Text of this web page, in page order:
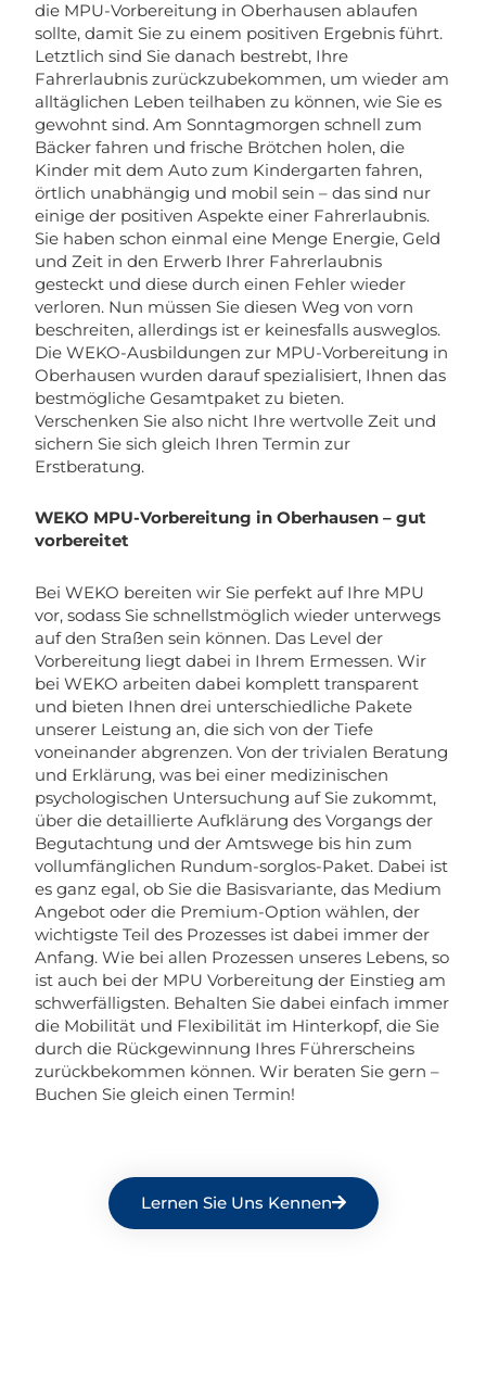
die MPU-Vorbereitung in Oberhausen ablaufen
sollte, damit Sie zu einem positiven Ergebnis führt.
Letztlich sind Sie danach bestrebt, Ihre
Fahrerlaubnis zurückzubekommen, um wieder am
alltäglichen Leben teilhaben zu können, wie Sie es
gewohnt sind. Am Sonntagmorgen schnell zum
Bäcker fahren und frische Brötchen holen, die
Kinder mit dem Auto zum Kindergarten fahren,
örtlich unabhängig und mobil sein – das sind nur
einige der positiven Aspekte einer Fahrerlaubnis.
Sie haben schon einmal eine Menge Energie, Geld
und Zeit in den Erwerb Ihrer Fahrerlaubnis
gesteckt und diese durch einen Fehler wieder
verloren. Nun müssen Sie diesen Weg von vorn
beschreiten, allerdings ist er keinesfalls ausweglos.
Die WEKO-Ausbildungen zur MPU-Vorbereitung in
Oberhausen wurden darauf spezialisiert, Ihnen das
bestmögliche Gesamtpaket zu bieten.
Verschenken Sie also nicht Ihre wertvolle Zeit und
sichern Sie sich gleich Ihren Termin zur
Erstberatung.
WEKO MPU-Vorbereitung in Oberhausen – gut
vorbereitet
Bei WEKO bereiten wir Sie perfekt auf Ihre MPU
vor, sodass Sie schnellstmöglich wieder unterwegs
auf den Straßen sein können. Das Level der
Vorbereitung liegt dabei in Ihrem Ermessen. Wir
bei WEKO arbeiten dabei komplett transparent
und bieten Ihnen drei unterschiedliche Pakete
unserer Leistung an, die sich von der Tiefe
voneinander abgrenzen. Von der trivialen Beratung
und Erklärung, was bei einer medizinischen
psychologischen Untersuchung auf Sie zukommt,
über die detaillierte Aufklärung des Vorgangs der
Begutachtung und der Amtswege bis hin zum
vollumfänglichen Rundum-sorglos-Paket. Dabei ist
es ganz egal, ob Sie die Basisvariante, das Medium
Angebot oder die Premium-Option wählen, der
wichtigste Teil des Prozesses ist dabei immer der
Anfang. Wie bei allen Prozessen unseres Lebens, so
ist auch bei der MPU Vorbereitung der Einstieg am
schwerfälligsten. Behalten Sie dabei einfach immer
die Mobilität und Flexibilität im Hinterkopf, die Sie
durch die Rückgewinnung Ihres Führerscheins
zurückbekommen können. Wir beraten Sie gern –
Buchen Sie gleich einen Termin!
Lernen Sie Uns Kennen